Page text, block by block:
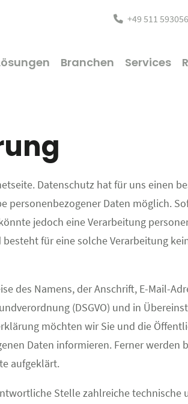
+49 511
Branchen Services
Datenschutz hat für uns einen
Daten möglich.
jedoch eine Verarbeitung
für eine solche Verarbeitung
des Namens, der Anschrift, E-Mail-
(DSGVO) und in
möchten wir Sie und die
Daten informieren. Ferner werden
aufgeklärt.
Stelle zahlreiche technische